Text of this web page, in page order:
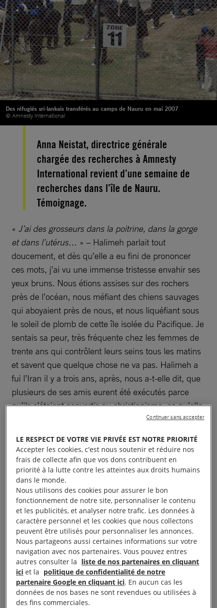
Des réfugiés sri-lankais transférés au camps de Nauru en mai 2007
© Amnesty International
Anna Neistat, directrice générale
chargée des recherches à Amnesty
International revient d’une semaine de
recherches dans l’île de Nauru.
Témoignage.
« J’ai des grosseurs dans la poitrine, dans la gorge
et dans l’utérus… » – Halimeh parlait tout
doucement, et dès qu’elle a eu fini de prononcer
ces mots, j’ai vu une immense tristesse envahir ses
yeux bruns. Nous étions assises sur des rochers
près de l’océan, nous méfiant des chiens sauvages
qui aboyaient près de nous, et nous liquéfiant sous
le soleil de plomb de cette île isolée du Pacifique. Je
sentais sa peur, très fréquente chez les femmes de
trente ans qui contrôlent leurs seins tous les matins
et savent que quelque chose ne va pas. Halimeh a
fui l’Iran il y a trois ans, après, nous a-t-elle dit, que
plusieurs de ses amis eurent été exécutés parce
qu’ils s’étaient convertis au christianisme, ce qu’elle
avait elle aussi l’intention de faire. Elle a voulu partir
plus subir une persécution religieuse.
Au lieu de cela, après un épuisant voyage qui lui a
fait traverser la Malaisie
et un
dangereux océan à bord de l’embarcation de
passeurs, et après six mois de détention par les
services de l’immigration sur l’île Christmas, en
Australie, elle a été envoyée à Nauru, petit État
insulaire isolé où l’Australie relègue depuis des
années les demandeurs d’asilequi tentent
d’atteindre ses côtes. Comme un grand nombre de
personnes à travers le monde, j’ai été bouleversée
LE RESPECT DE VOTRE VIE PRIVÉE EST NOTRE PRIORITÉ
Accepter les cookies, c'est nous soutenir et réduire nos
frais de collecte afin que vos dons contribuent en
priorité à la lutte contre les atteintes aux droits humains
dans le monde.
Nous utilisons des cookies pour assurer le bon
fonctionnement de notre site, personnaliser le contenu
et les publicités, et analyser notre trafic. Les données à
caractère personnel et les cookies que nous collectons
peuvent être utilisés pour personnaliser les annonces.
Nous partageons aussi certaines informations sur votre
navigation avec nos partenaires. Vous pouvez entres
autres consulter la liste de nos partenaires en cliquant
ici et la politique de confidentialité de notre
partenaire Google en cliquant ici. En aucun cas les
données de nos bases ne sont revendues ou utilisées à
des fins commerciales.
Continuer sans accepter